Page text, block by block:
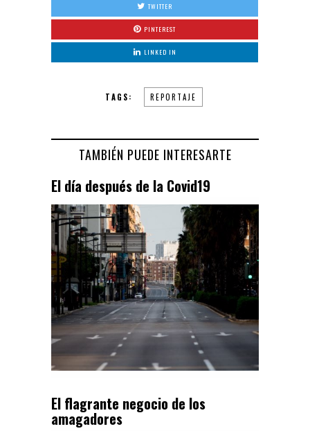
TWITTER
PINTEREST
LINKED IN
TAGS: REPORTAJE
TAMBIÉN PUEDE INTERESARTE
El día después de la Covid19
El flagrante negocio de los
amagadores